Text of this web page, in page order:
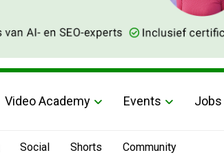
Video Academy Events Jobs
Social Shorts Community